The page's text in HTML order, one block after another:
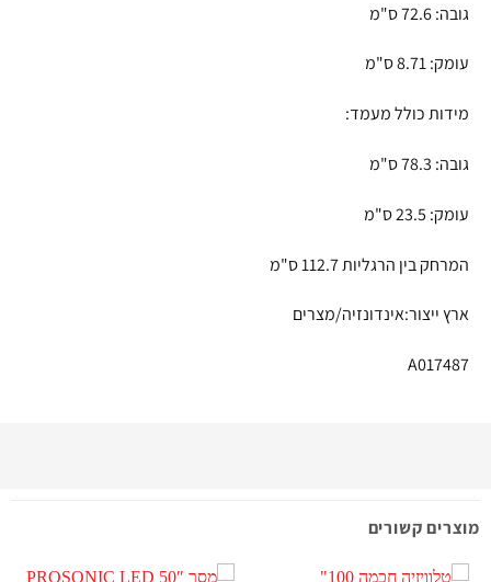
גובה: 72.6 ס"מ
עומק: 8.71 ס"מ
מידות כולל מעמד:
גובה: 78.3 ס"מ
עומק: 23.5 ס"מ
המרחק בין הרגליות 112.7 ס"מ
ארץ ייצור:אינדונזיה/מצרים
A017487
מוצרים קשורים